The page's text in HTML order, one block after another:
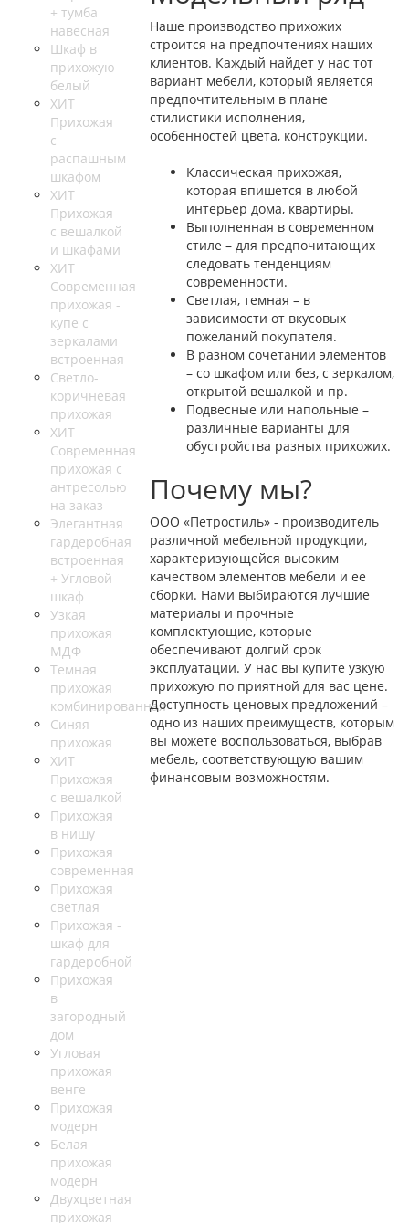
+ тумба
навесная
Шкаф в
прихожую
белый
ХИТ
Прихожая
с
распашным
шкафом
ХИТ
Прихожая
с вешалкой
и шкафами
ХИТ
Современная
прихожая -
купе с
зеркалами
встроенная
Светло-
коричневая
прихожая
ХИТ
Современная
прихожая с
антресолью
на заказ
Элегантная
гардеробная
встроенная
+ Угловой
шкаф
Узкая
прихожая
МДФ
Темная
прихожая
комбинированная
Синяя
прихожая
ХИТ
Прихожая
с вешалкой
Прихожая
в нишу
Прихожая
современная
Прихожая
светлая
Прихожая -
шкаф для
гардеробной
Прихожая
в
загородный
дом
Угловая
прихожая
венге
Прихожая
модерн
Белая
прихожая
модерн
Двухцветная
прихожая
Наше производство прихожих
строится на предпочтениях наших
клиентов. Каждый найдет у нас тот
вариант мебели, который является
предпочтительным в плане
стилистики исполнения,
особенностей цвета, конструкции.
Классическая прихожая,
которая впишется в любой
интерьер дома, квартиры.
Выполненная в современном
стиле – для предпочитающих
следовать тенденциям
современности.
Светлая, темная – в
зависимости от вкусовых
пожеланий покупателя.
В разном сочетании элементов
– со шкафом или без, с зеркалом,
открытой вешалкой и пр.
Подвесные или напольные –
различные варианты для
обустройства разных прихожих.
Почему мы?
ООО «Петростиль» - производитель
различной мебельной продукции,
характеризующейся высоким
качеством элементов мебели и ее
сборки. Нами выбираются лучшие
материалы и прочные
комплектующие, которые
обеспечивают долгий срок
эксплуатации. У нас вы купите узкую
прихожую по приятной для вас цене.
Доступность ценовых предложений –
одно из наших преимуществ, которым
вы можете воспользоваться, выбрав
мебель, соответствующую вашим
финансовым возможностям.